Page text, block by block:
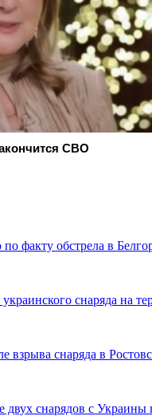
СВО
факту обстрела в
снаряда на
взрыва снаряда в
снарядов с Украины